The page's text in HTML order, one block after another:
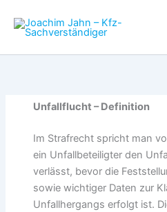
Inhalt
springen
Unfallflucht – Definition
Im Strafrecht spricht man
ein Unfallbeteiligter den
verlässt, bevor die
sowie wichtiger Daten zur
Unfallhergangs erfolgt ist.